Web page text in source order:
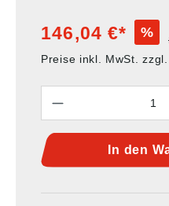
146,04 €* %
Preise inkl. MwSt.
In den